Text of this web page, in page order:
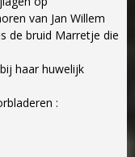
van Jan Willem
de bruid Marretje die
haar huwelijk
: